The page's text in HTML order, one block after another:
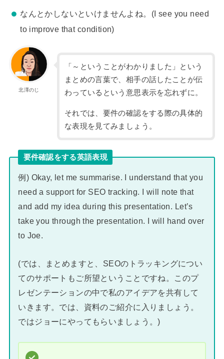
なんとかしないといけませんよね。(I see you need
to improve that condition)
北澤のじ
「～ということがわかりました」という
まとめの言葉で、相手の話したことが伝
わっているという意思表示を忘れずに。
それでは、要件の確認をする際の具体的
な表現を見てみましょう。
要件確認をする英語表現
例) Okay, let me summarise. I understand that you
need a support for SEO tracking. I will note that
and add my idea during this presentation. Let’s
take you through the presentation. I will hand over
to Joe.
(では、まとめますと、SEOのトラッキングについ
てのサポートもご所望ということですね。このプ
レゼンテーションの中で私のアイデアを共有して
いきます。では、資料のご紹介に入りましょう。
ではジョーにやってもらいましょう。)